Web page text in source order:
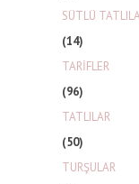
SÜTLÜ
(14)
TARİFLER
(96)
TATLILAR
(50)
TURŞULAR